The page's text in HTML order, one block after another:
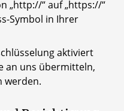
„http://“ auf „https://“
Symbol in Ihrer
aktiviert
an uns übermitteln,
werden.